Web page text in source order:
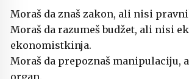
Moraš da znaš zakon, ali nisi
Moraš da razumeš budžet, ali nisi
ekonomistkinja.
Moraš da prepoznaš manipulaciju,